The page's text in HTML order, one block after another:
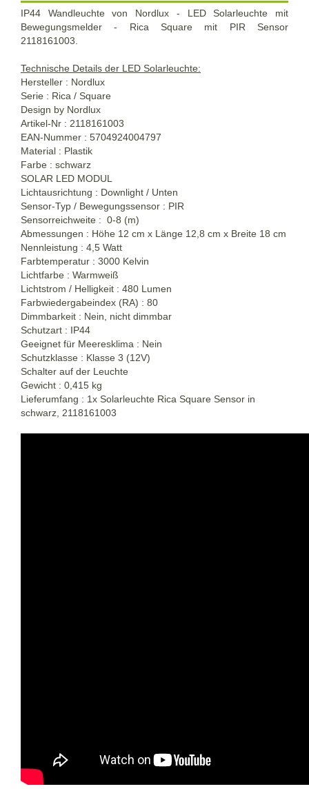
IP44 Wandleuchte von Nordlux - LED Solarleuchte mit
Bewegungsmelder - Rica Square mit PIR Sensor
2118161003.
Technische Details der LED Solarleuchte:
Hersteller : Nordlux
Serie : Rica / Square
Design by Nordlux
Artikel-Nr : 2118161003
EAN-Nummer : 5704924004797
Material : Plastik
Farbe : schwarz
SOLAR LED MODUL
Lichtausrichtung : Downlight / Unten
Sensor-Typ / Bewegungssensor : PIR
Sensorreichweite : 0-8 (m)
Abmessungen : Höhe 12 cm x Länge 12,8 cm x Breite 18 cm
Nennleistung : 4,5 Watt
Farbtemperatur : 3000 Kelvin
Lichtfarbe : Warmweiß
Lichtstrom / Helligkeit : 480 Lumen
Farbwiedergabeindex (RA) : 80
Dimmbarkeit : Nein, nicht dimmbar
Schutzart : IP44
Geeignet für Meeresklima : Nein
Schutzklasse : Klasse 3 (12V)
Schalter auf der Leuchte
Gewicht : 0,415 kg
Lieferumfang : 1x Solarleuchte Rica Square Sensor in
schwarz, 2118161003